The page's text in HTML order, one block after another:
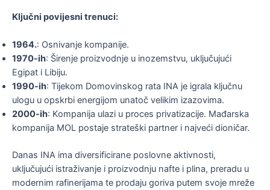
Ključni povijesni trenuci:
1964.: Osnivanje kompanije.
1970-ih: Širenje proizvodnje u inozemstvu, uključujući
Egipat i Libiju.
1990-ih: Tijekom Domovinskog rata INA je igrala ključnu
ulogu u opskrbi energijom unatoč velikim izazovima.
2000-ih: Kompanija ulazi u proces privatizacije. Mađarska
kompanija MOL postaje strateški partner i najveći dioničar.
Danas INA ima diversificirane poslovne aktivnosti,
uključujući istraživanje i proizvodnju nafte i plina, preradu u
modernim rafinerijama te prodaju goriva putem svoje mreže